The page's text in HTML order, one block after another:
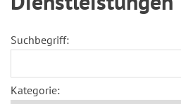
Suchbegriff:
Kategorie: